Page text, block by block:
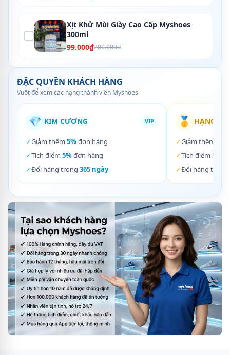
Xịt Khử Mùi Giày Cao Cấp Myshoes
300ml
99.000₫200.000₫
ĐẶC QUYỀN KHÁCH HÀNG
Vuốt để xem các hạng thành viên Myshoes
💎 KIM CƯƠNG VIP
✓Giảm thêm 5%đơn hàng
✓Tích điểm 5%đơn hàng
✓Đổi hàng trong 365 ngày
🥇 HẠNG
✓Giảm thêm
✓Tích điểm 3%
✓Đổi hàng trong